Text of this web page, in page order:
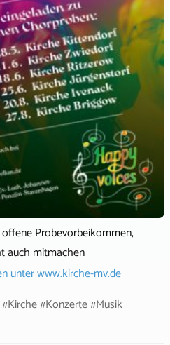
Probevorbeikommen,
auch mitmachen
unterwww.kirche-mv.de
#Konzerte #Musik